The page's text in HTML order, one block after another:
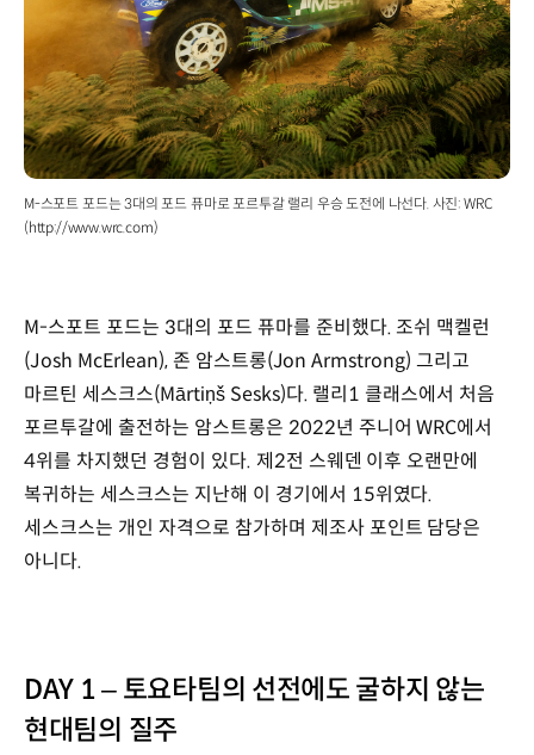
M-스포트 포드는 3대의 포드 퓨마로 포르투갈 랠리 우승 도전에 나선다. 사진: WRC
(http://www.wrc.com)
M-스포트 포드는 3대의 포드 퓨마를 준비했다. 조쉬 맥켈런
(Josh McErlean), 존 암스트롱(Jon Armstrong) 그리고
마르틴 세스크스(Mārtiņš Sesks)다. 랠리1 클래스에서 처음
포르투갈에 출전하는 암스트롱은 2022년 주니어 WRC에서
4위를 차지했던 경험이 있다. 제2전 스웨덴 이후 오랜만에
복귀하는 세스크스는 지난해 이 경기에서 15위였다.
세스크스는 개인 자격으로 참가하며 제조사 포인트 담당은
아니다.
DAY 1 – 토요타팀의 선전에도 굴하지 않는
현대팀의 질주